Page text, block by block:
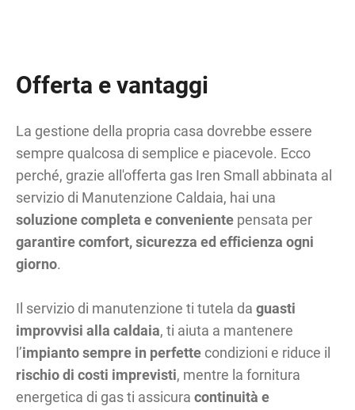
Offerta e vantaggi
La gestione della propria casa dovrebbe essere
sempre qualcosa di semplice e piacevole. Ecco
perché, grazie all'offerta gas Iren Small abbinata al
servizio di Manutenzione Caldaia, hai una
soluzione completa e conveniente pensata per
garantire comfort, sicurezza ed efficienza ogni
giorno.
Il servizio di manutenzione ti tutela daguasti
improvvisi alla caldaia, ti aiuta a mantenere
l’impianto sempre in perfette condizioni e riduce il
rischio di costi imprevisti, mentre la fornitura
energetica di gas ti assicuracontinuità e